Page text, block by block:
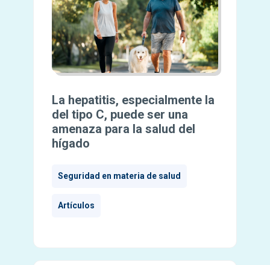
La hepatitis, especialmente la
del tipo C, puede ser una
amenaza para la salud del
hígado
Seguridad en materia de salud
Artículos